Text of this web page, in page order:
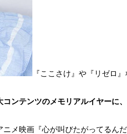
『ここさけ』や『リゼロ
ンテンツのメモリアルイヤーに、
メ映画『心が叫びたがってる